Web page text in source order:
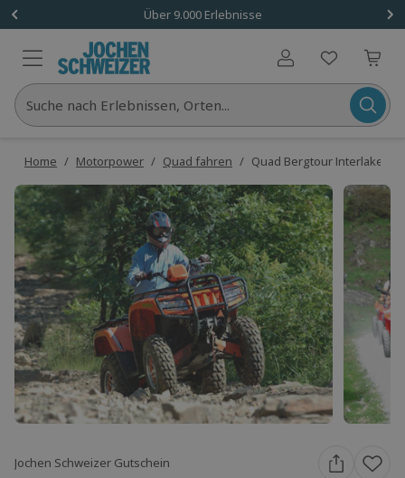
Über 9.000 Erlebnisse
Benutzerkonto
Suche nach Erlebnissen, Orten...
Home / Motorpower / Quad fahren / Quad Bergtour Interlaken
Jochen Schweizer Gutschein